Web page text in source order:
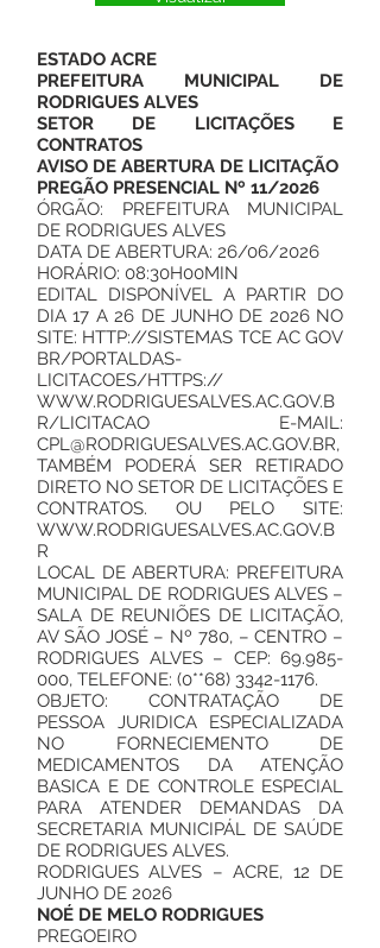
ESTADO ACRE
PREFEITURA MUNICIPAL DE
RODRIGUES ALVES
SETOR DE LICITAÇÕES E
CONTRATOS
AVISO DE ABERTURA DE LICITAÇÃO
PREGÃO PRESENCIAL Nº 11/2026
ÓRGÃO: PREFEITURA MUNICIPAL
DE RODRIGUES ALVES
DATA DE ABERTURA: 26/06/2026
HORÁRIO: 08:30H00MIN
EDITAL DISPONÍVEL A PARTIR DO
DIA 17 A 26 DE JUNHO DE 2026 NO
SITE: HTTP://SISTEMAS TCE AC GOV
BR/PORTALDAS-
LICITACOES/HTTPS://
WWW.RODRIGUESALVES.AC.GOV.B
R/LICITACAO E-MAIL:
CPL@RODRIGUESALVES.AC.GOV.BR,
TAMBÉM PODERÁ SER RETIRADO
DIRETO NO SETOR DE LICITAÇÕES E
CONTRATOS. OU PELO SITE:
WWW.RODRIGUESALVES.AC.GOV.B
R
LOCAL DE ABERTURA: PREFEITURA
MUNICIPAL DE RODRIGUES ALVES –
SALA DE REUNIÕES DE LICITAÇÃO,
AV SÃO JOSÉ – Nº 780, – CENTRO –
RODRIGUES ALVES – CEP: 69.985-
000, TELEFONE: (0**68) 3342-1176.
OBJETO: CONTRATAÇÃO DE
PESSOA JURIDICA ESPECIALIZADA
NO FORNECIEMENTO DE
MEDICAMENTOS DA ATENÇÃO
BASICA E DE CONTROLE ESPECIAL
PARA ATENDER DEMANDAS DA
SECRETARIA MUNICIPÁL DE SAÚDE
DE RODRIGUES ALVES.
RODRIGUES ALVES – ACRE, 12 DE
JUNHO DE 2026
NOÉ DE MELO RODRIGUES
PREGOEIRO